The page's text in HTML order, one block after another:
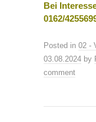
Bei
0162/
Posted in 02 -
03.08.2024 by
comment